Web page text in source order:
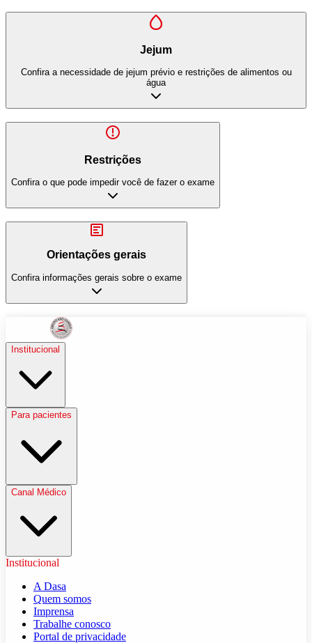
Jejum
Confira a necessidade de jejum prévio e restrições de alimentos ou
água
Restrições
Confira o que pode impedir você de fazer o exame
Orientações gerais
Confira informações gerais sobre o exame
Institucional
Para pacientes
Canal Médico
Institucional
A Dasa
Quem somos
Imprensa
Trabalhe conosco
Portal de privacidade